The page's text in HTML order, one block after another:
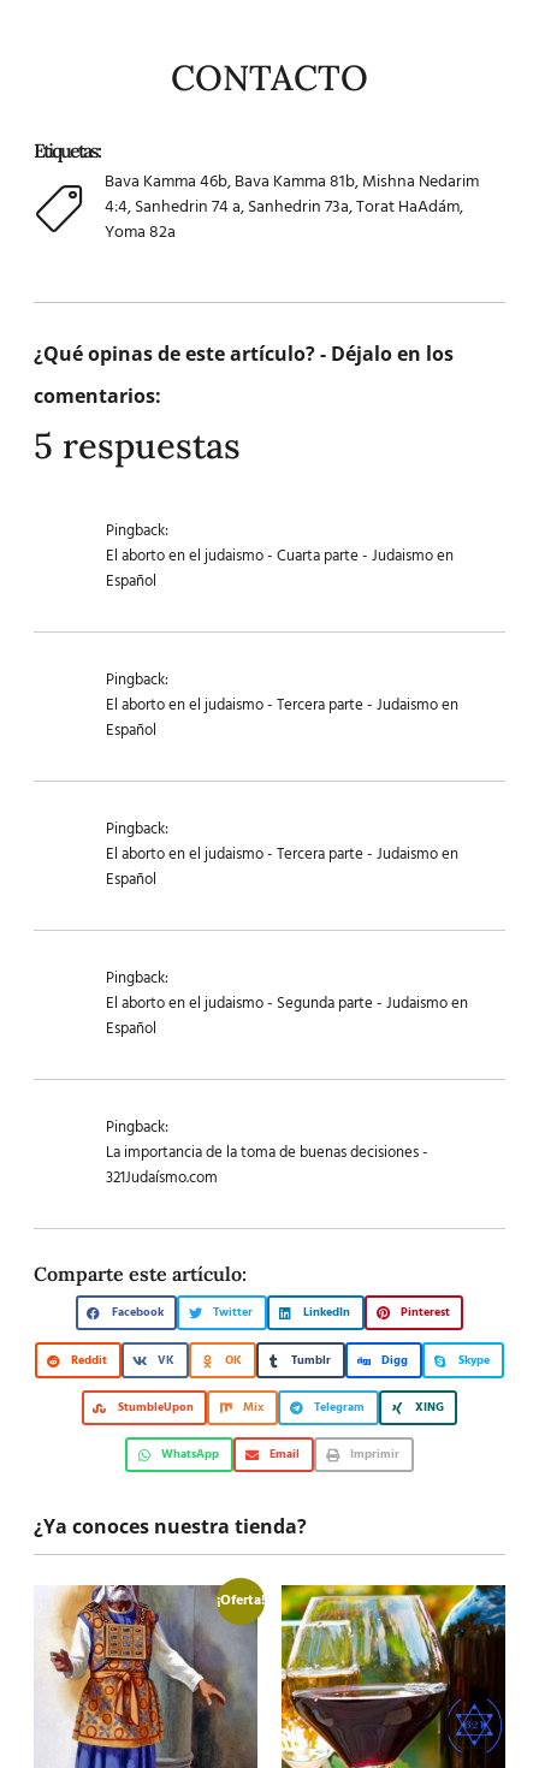
CONTACTO
Etiquetas:
Bava Kamma 46b,Bava Kamma 81b,Mishna Nedarim
4:4,Sanhedrin 74 a,Sanhedrin 73a,Torat HaAdám,
Yoma 82a
¿Qué opinas de este artículo? - Déjalo en los
comentarios:
5 respuestas
Pingback:
El aborto en el judaismo - Cuarta parte - Judaismo en
Español
Pingback:
El aborto en el judaismo - Tercera parte - Judaismo en
Español
Pingback:
El aborto en el judaismo - Tercera parte - Judaismo en
Español
Pingback:
El aborto en el judaismo - Segunda parte - Judaismo en
Español
Pingback:
La importancia de la toma de buenas decisiones -
321Judaísmo.com
Comparte este artículo:
Facebook Twitter LinkedIn Pinterest
Reddit VK OK Tumblr Digg Skype
StumbleUpon Mix Telegram XING
WhatsApp Email Imprimir
¿Ya conoces nuestra tienda?
¡Oferta!